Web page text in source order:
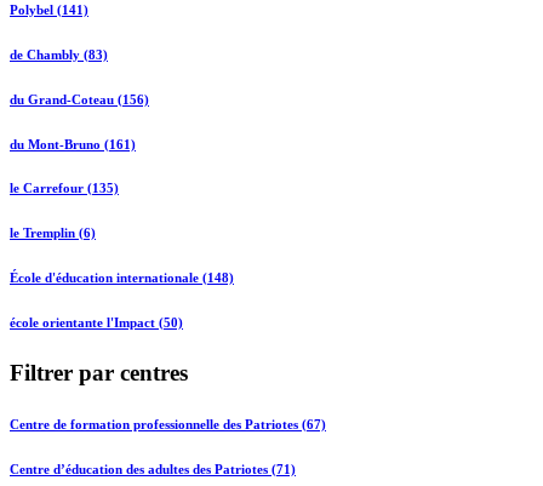
Polybel (141)
de Chambly (83)
du Grand-Coteau (156)
du Mont-Bruno (161)
le Carrefour (135)
le Tremplin (6)
École d'éducation internationale (148)
école orientante l'Impact (50)
Filtrer par centres
Centre de formation professionnelle des Patriotes (67)
Centre d’éducation des adultes des Patriotes (71)